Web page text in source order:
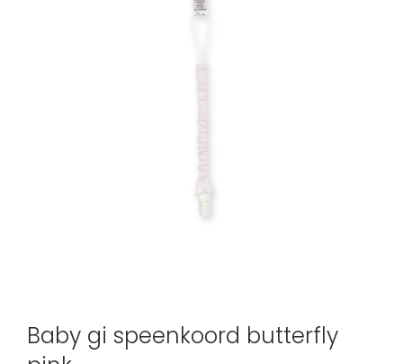
Baby gi speenkoord butterfly